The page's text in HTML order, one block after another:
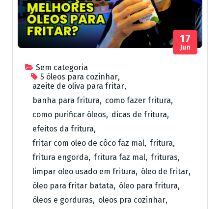
Sem categoria
5 óleos para cozinhar,
azeite de oliva para fritar,
banha para fritura, como fazer fritura,
como purificar óleos, dicas de fritura,
efeitos da fritura,
fritar com oleo de côco faz mal, fritura,
fritura engorda, fritura faz mal, frituras,
limpar oleo usado em fritura, óleo de fritar,
óleo para fritar batata, óleo para fritura,
óleos e gorduras, oleos pra cozinhar,
17
Jun